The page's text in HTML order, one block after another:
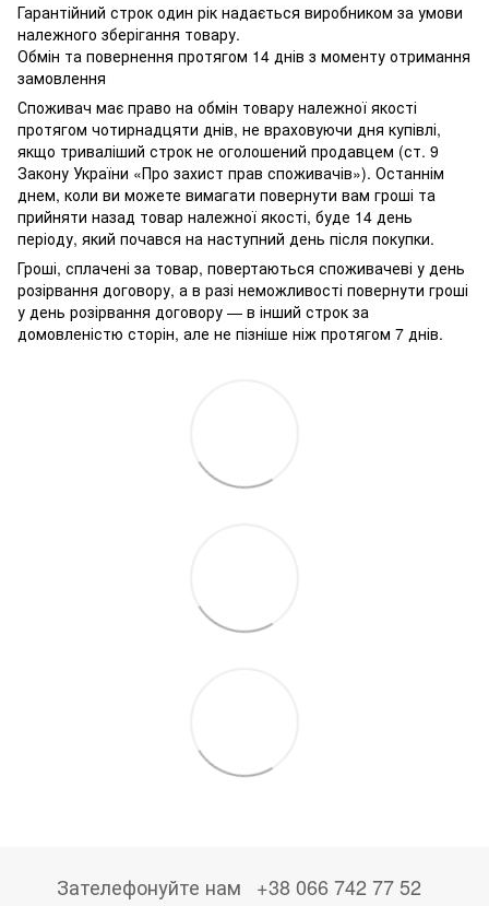
Гарантійний строк один рік надається виробником за умови
належного зберігання товару.
Обмін та повернення протягом 14 днів з моменту отримання
замовлення
Споживач має право на обмін товару належної якості
протягом чотирнадцяти днів, не враховуючи дня купівлі,
якщо триваліший строк не оголошений продавцем (ст. 9
Закону України «Про захист прав споживачів»). Останнім
днем, коли ви можете вимагати повернути вам гроші та
прийняти назад товар належної якості, буде 14 день
періоду, який почався на наступний день після покупки.
Гроші, сплачені за товар, повертаються споживачеві у день
розірвання договору, а в разі неможливості повернути гроші
у день розірвання договору — в інший строк за
домовленістю сторін, але не пізніше ніж протягом 7 днів.
Зателефонуйте нам +38 066 742 77 52